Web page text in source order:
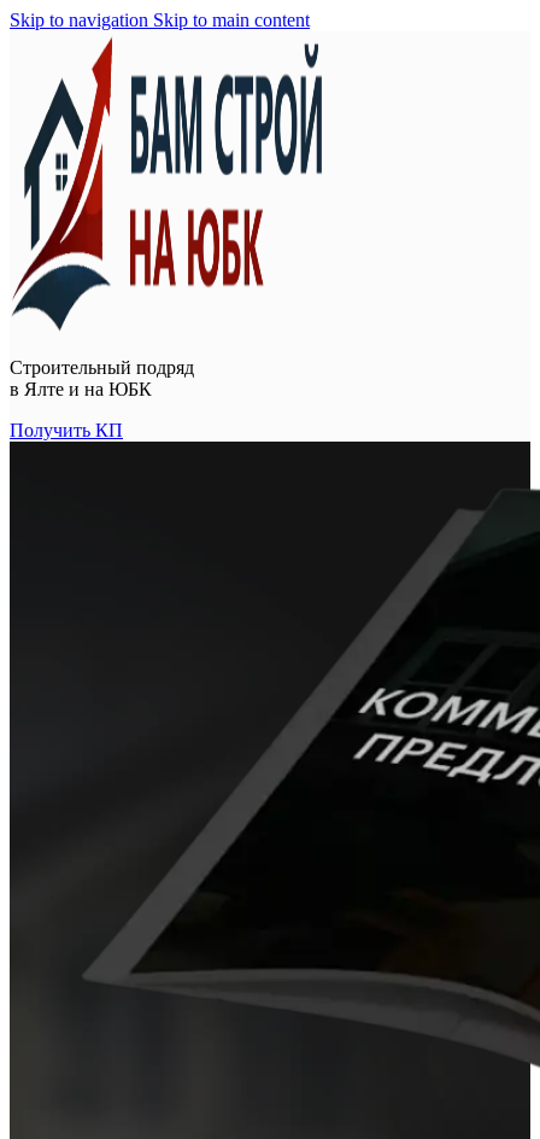
Skip to navigation Skip to main content
Строительный подряд
в Ялте и на ЮБК
Получить КП